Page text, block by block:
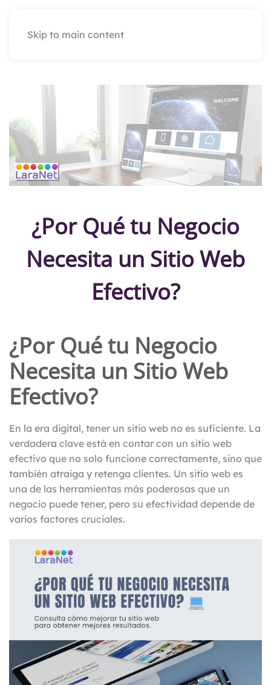
Skip to main content
¿Por Qué tu Negocio
Necesita un Sitio Web
Efectivo?
¿Por Qué tu Negocio
Necesita un Sitio Web
Efectivo?
En la era digital, tener un sitio web no es suficiente. La
verdadera clave está en contar con un sitio web
efectivo que no solo funcione correctamente, sino que
también atraiga y retenga clientes. Un sitio web es
una de las herramientas más poderosas que un
negocio puede tener, pero su efectividad depende de
varios factores cruciales.